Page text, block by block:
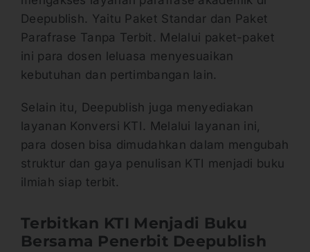
Deepublish. Yaitu Paket Standar dan Paket
Parafrase Tanpa Terbit. Melalui paket-paket
ini para dosen leluasa menyesuaikan
kebutuhan dan pertimbangan lain.
Selain itu, Deepublish juga menyediakan
layanan Konversi KTI. Melalui layanan ini,
para dosen bisa dimudahkan dalam mengubah
struktur dan gaya penulisan KTI menjadi buku
ilmiah siap terbit.
Terbitkan KTI Menjadi Buku
Bersama Penerbit Deepublish